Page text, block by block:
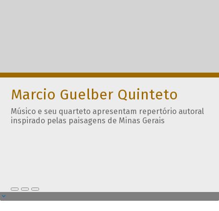
Marcio Guelber Quinteto
Músico e seu quarteto apresentam repertório autoral
inspirado pelas paisagens de Minas Gerais